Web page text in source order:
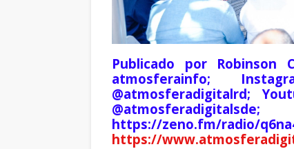
Publicado por Robinson
atmosferainfo;
@atmosferadigitalrd;
https://zeno.fm/radio/
https://